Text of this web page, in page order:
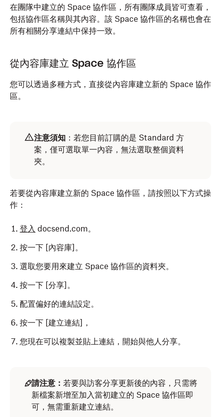
在團隊中建立的 Space 協作區，所有團隊成員皆可查看，
包括協作區名稱與其內容。該 Space 協作區的名稱也會在
所有相關分享連結中保持一致。
從內容庫建立 Space 協作區
您可以透過多種方式，直接從內容庫建立新的 Space 協作
區。
注意須知 ： 若您目前訂購的是 Standard 方
案，僅可選取單一內容，無法選取整個資料
夾。
若要從內容庫建立新的 Space 協作區，請按照以下方式操
作：
登入 docsend.com。
按一下 [內容庫] 。
選取您要用來建立 Space 協作區的資料夾。
按一下 [分享]。
配置偏好的連結設定。
按一下 [建立連結] ，
您現在可以複製並貼上連結，開始與他人分享。
請注意： 若要與訪客分享更新後的內容，只需將
新檔案新增至加入當初建立的 Space 協作區即
可，無需重新建立連結。